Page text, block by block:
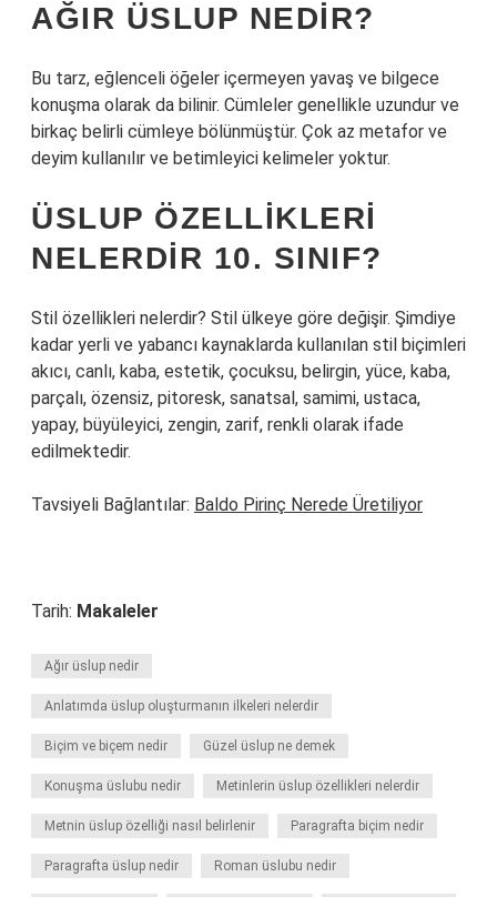
AĞIR ÜSLUP NEDIR?
Bu tarz, eğlenceli öğeler içermeyen yavaş ve bilgece
konuşma olarak da bilinir. Cümleler genellikle uzundur ve
birkaç belirli cümleye bölünmüştür. Çok az metafor ve
deyim kullanılır ve betimleyici kelimeler yoktur.
ÜSLUP ÖZELLIKLERI
NELERDIR 10. SINIF?
Stil özellikleri nelerdir? Stil ülkeye göre değişir. Şimdiye
kadar yerli ve yabancı kaynaklarda kullanılan stil biçimleri
akıcı, canlı, kaba, estetik, çocuksu, belirgin, yüce, kaba,
parçalı, özensiz, pitoresk, sanatsal, samimi, ustaca,
yapay, büyüleyici, zengin, zarif, renkli olarak ifade
edilmektedir.
Tavsiyeli Bağlantılar: Baldo Pirinç Nerede Üretiliyor
Tarih: Makaleler
Ağır üslup nedir
Anlatımda üslup oluşturmanın ilkeleri nelerdir
Biçim ve biçem nedir Güzel üslup ne demek
Konuşma üslubu nedir Metinlerin üslup özellikleri nelerdir
Metnin üslup özelliği nasıl belirlenir Paragrafta biçim nedir
Paragrafta üslup nedir Roman üslubu nedir